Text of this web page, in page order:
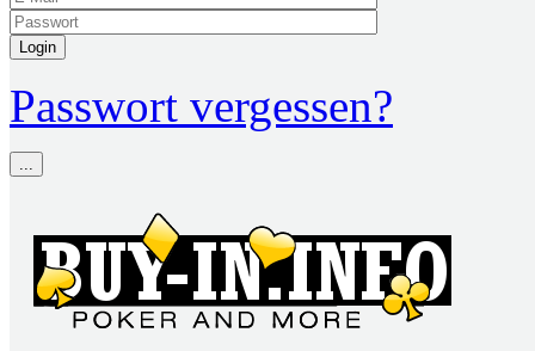
Login
Passwort vergessen?